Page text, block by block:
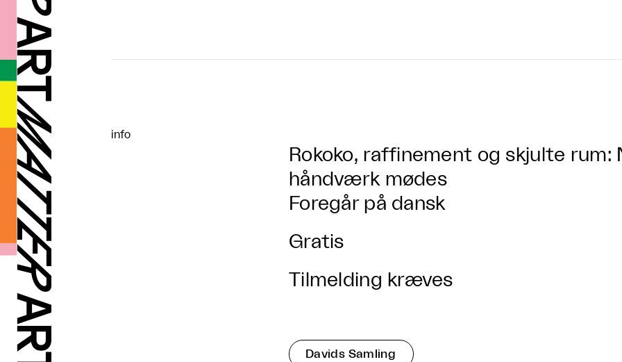
info
Rokoko, raffinement og skjulte rum:
håndværk mødes
Foregår på dansk
Gratis
Tilmelding kræves
Davids Samling